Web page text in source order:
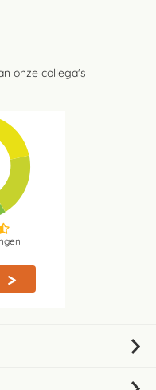
onze collega's